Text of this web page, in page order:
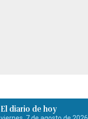
El diario de hoy